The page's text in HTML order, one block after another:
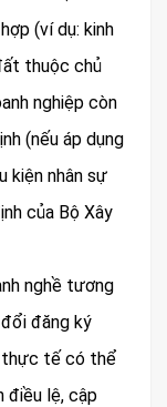
(ví dụ: kinh
thuộc chủ
nghiệp còn
(nếu áp dụng
kiện nhân sự
của Bộ Xây
nghề tương
đăng ký
thực tế có thể
điều lệ, cập